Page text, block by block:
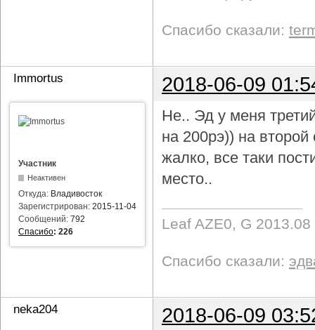
Спасибо сказали:
Immortus 2018-06-09
Участник
Неактивен
Откуда: Владивосток
Зарегистрирован: 2015-11-04
Сообщений: 792
Спасибо: 226
Не.. Эд у меня
на 200рэ)) на
жалко, все таки
место..
Leaf AZE0, G 2013.08
Спасибо сказали:
neka204
2018-06-09